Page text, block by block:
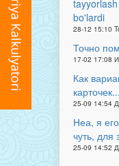
bo'lardi
28-12 15:10
Точно
17-02 17:08
Как
карточек...
25-09 14:54
Неа, я
чуть, для
25-09 14:52